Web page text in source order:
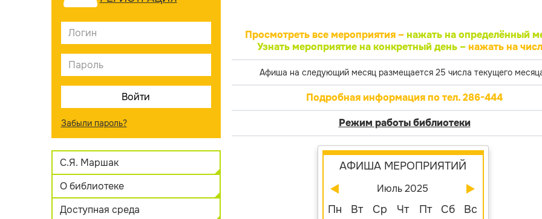
Забыли пароль?
С.Я. Маршак
О библиотеке
Доступная среда
Просмотреть все мероприятия – нажать на определённый
Узнать мероприятие на конкретный день –нажать на
Афиша на следующий месяц размещается 25 числа текущего
Подробная информация по тел. 286-444
Режим работы библиотеки
АФИША МЕРОПРИЯТИЙ
Июль 2025
Пн Вт Ср Чт Пт Сб
Вс